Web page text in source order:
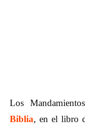
Los
Biblia, en el libro